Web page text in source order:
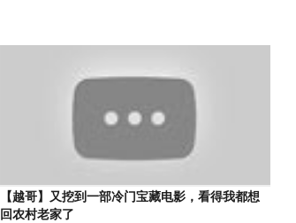
【越哥】又挖到一部冷门宝藏电影，看得我都想
回农村老家了